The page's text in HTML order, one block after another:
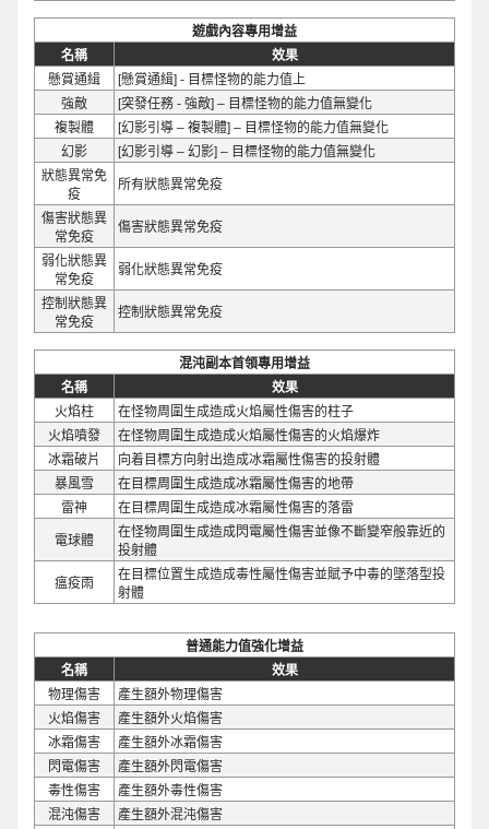
遊戲內容專用增益
名稱
效果
懸賞通緝
[懸賞通緝] - 目標怪物的能力值上
強敵
[突發任務 - 強敵] – 目標怪物的能力值無變化
複製體
[幻影引導 – 複製體] – 目標怪物的能力值無變化
幻影
[幻影引導 – 幻影] – 目標怪物的能力值無變化
狀態異常免
疫
所有狀態異常免疫
傷害狀態異
常免疫
傷害狀態異常免疫
弱化狀態異
常免疫
弱化狀態異常免疫
控制狀態異
常免疫
控制狀態異常免疫
混沌副本首領專用增益
名稱
效果
火焰柱
在怪物周圍生成造成火焰屬性傷害的柱子
火焰噴發
在怪物周圍生成造成火焰屬性傷害的火焰爆炸
冰霜破片
向着目標方向射出造成冰霜屬性傷害的投射體
暴風雪
在目標周圍生成造成冰霜屬性傷害的地帶
雷神
在目標周圍生成造成冰霜屬性傷害的落雷
電球體
在怪物周圍生成造成閃電屬性傷害並像不斷變窄般靠近的
投射體
瘟疫雨
在目標位置生成造成毒性屬性傷害並賦予中毒的墜落型投
射體
普通能力值強化增益
名稱
效果
物理傷害
產生額外物理傷害
火焰傷害
產生額外火焰傷害
冰霜傷害
產生額外冰霜傷害
閃電傷害
產生額外閃電傷害
毒性傷害
產生額外毒性傷害
混沌傷害
產生額外混沌傷害